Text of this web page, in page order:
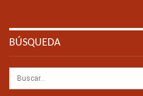
BÚSQUEDA